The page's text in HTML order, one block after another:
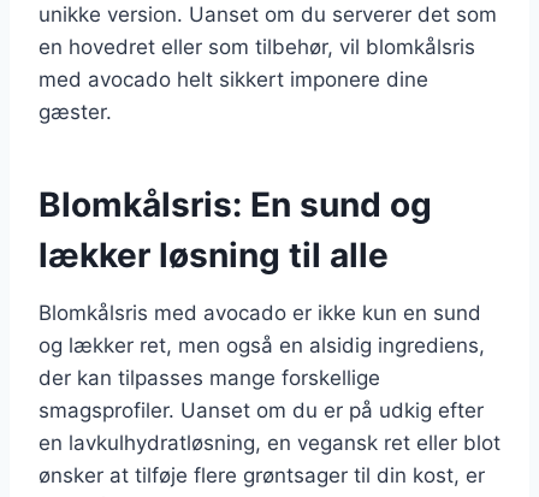
unikke version. Uanset om du serverer det som
en hovedret eller som tilbehør, vil blomkålsris
med avocado helt sikkert imponere dine
gæster.
Blomkålsris: En sund og
lækker løsning til alle
Blomkålsris med avocado er ikke kun en sund
og lækker ret, men også en alsidig ingrediens,
der kan tilpasses mange forskellige
smagsprofiler. Uanset om du er på udkig efter
en lavkulhydratløsning, en vegansk ret eller blot
ønsker at tilføje flere grøntsager til din kost, er